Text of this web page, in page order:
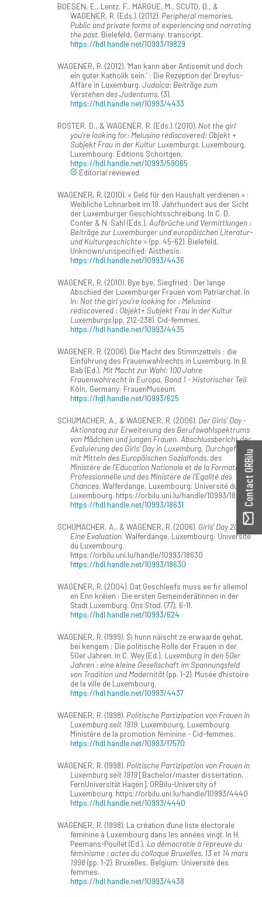
BOESEN, E., Lentz, F., MARGUE, M., SCUTO, D., &
WAGENER, R. (Eds.). (2012). Peripheral memories.
Public and private forms of experiencing and narrating
the past. Bielefeld, Germany: transcript.
https://hdl.handle.net/10993/19829
WAGENER, R. (2012). ‘Man kann aber Antisemit und doch
ein guter Katholik sein.’ : Die Rezeption der Dreyfus-
Affäre in Luxemburg. Judaica: Beiträge zum
Verstehen des Judentums, (3).
https://hdl.handle.net/10993/4433
ROSTER, D., & WAGENER, R. (Eds.). (2010). Not the girl
you’re looking for: Melusina rediscovered: Objekt +
Subjekt Frau in der Kultur Luxemburgs. Luxembourg,
Luxembourg: Editions Schortgen.
https://hdl.handle.net/10993/59065
Editorial reviewed
WAGENER, R. (2010). « Geld für den Haushalt verdienen » :
Weibliche Lohnarbeit im 19. Jahrhundert aus der Sicht
der Luxemburger Geschichtsschreibung. In C. D.
Conter & N. Sahl (Eds.), Aufbrüche und Vermittlungen :
Beiträge zur Luxemburger und europäischen Literatur-
und Kulturgeschichte =(pp. 45-62). Bielefeld,
Unknown/unspecified: Aisthesis.
https://hdl.handle.net/10993/4436
WAGENER, R. (2010). Bye bye, Siegfried : Der lange
Abschied der Luxemburger Frauen vom Patriarchat. In
In: Not the girl you’re looking for : Melusina
rediscovered : Objekt+ Subjekt Frau in der Kultur
Luxemburgs(pp. 212-238). Cid-femmes.
https://hdl.handle.net/10993/4435
WAGENER, R. (2006). Die Macht des Stimmzettels : die
Einführung des Frauenwahlrechts in Luxemburg. In B.
Bab (Ed.), Mit Macht zur Wahl: 100 Jahre
Frauenwahlrecht in Europa. Band 1 - Historischer Teil.
Köln, Germany: FrauenMuseum.
https://hdl.handle.net/10993/625
SCHUMACHER, A., & WAGENER, R. (2006). Der Girls' Day -
Aktionstag zur Erweiterung des Berufswahlspektrums
von Mädchen und jungen Frauen. Abschlussbericht der
Evaluierung des Girls' Day in Luxemburg. Durchgeführt
mit Mitteln des Europäischen Sozialfonds, des
Ministère de l'Education Nationale et de la Formation
Professionnelle und des Ministère de l'Egalité des
Chances. Walferdange, Luxembourg: Université du
Luxembourg. https://orbilu.uni.lu/handle/10993/18631
https://hdl.handle.net/10993/18631
SCHUMACHER, A., & WAGENER, R. (2006). Girls' Day 2006.
Eine Evaluation. Walferdange, Luxembourg: Université
du Luxembourg.
https://orbilu.uni.lu/handle/10993/18630
https://hdl.handle.net/10993/18630
WAGENER, R. (2004). Dat Geschleefs muss ee fir allemol
en Enn kréien : Die ersten Gemeinderätinnen in der
Stadt Luxemburg. Ons Stad, (77), 6-11.
https://hdl.handle.net/10993/624
WAGENER, R. (1999). Si hunn näischt ze erwaarde gehat,
bei kengem : Die politische Rolle der Frauen in der
50er Jahren. In C. Wey (Ed.), Luxemburg in den 50er
Jahren : eine kleine Gesellschaft im Spannungsfeld
von Tradition und Modernität(pp. 1-2). Musée d'histoire
de la ville de Luxembourg.
https://hdl.handle.net/10993/4437
WAGENER, R. (1998). Politische Partizipation von Frauen in
Luxemburg seit 1919. Luxembourg, Luxembourg:
Ministère de la promotion féminine - Cid-femmes.
https://hdl.handle.net/10993/17570
WAGENER, R. (1998). Politische Partizipation von Frauen in
Luxemburg seit 1919[Bachelor/master dissertation,
FernUniversität Hagen]. ORBilu-University of
Luxembourg. https://orbilu.uni.lu/handle/10993/4440
https://hdl.handle.net/10993/4440
WAGENER, R. (1998). La création d'une liste électorale
féminine à Luxembourg dans les années vingt. In H.
Peemans-Poullet (Ed.), La démocratie à l'épreuve du
féminisme : actes du colloque Bruxelles, 13 et 14 mars
1998(pp. 1-2). Bruxelles, Belgium: Université des
femmes.
https://hdl.handle.net/10993/4438
Contact ORBilu